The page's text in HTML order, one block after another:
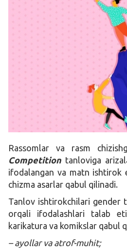
Rassomlar va rasm
Competition tanloviga
ifodalangan va matn ishtirok
chizma asarlar qabul qilinadi.
Tanlov ishtirokchilari gender
orqali ifodalashlari talab
karikatura va komikslar qabul
– ayollar va atrof-muhit;